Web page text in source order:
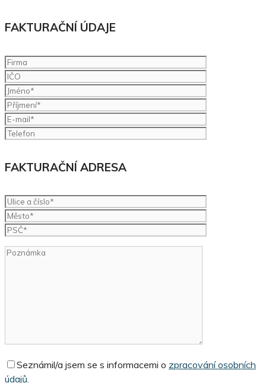
FAKTURAČNÍ ÚDAJE
FAKTURAČNÍ ADRESA
Seznámil/a jsem se s informacemi o zpracování osobních
údajů.